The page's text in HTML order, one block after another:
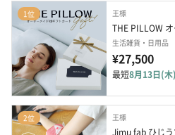
1位 王様
THE PILLOW
生活雑貨・日用品
¥27,500
最短8月13日(木)
2位 王様
Jimu fab ひじ